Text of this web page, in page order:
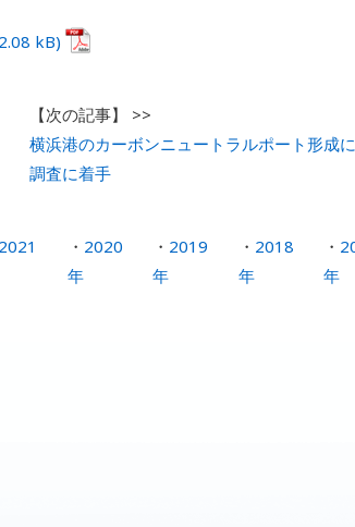
横浜港のカーボンニュートラルポート形成
調査に着手
2021
2020
年
2019
年
2018
年
年